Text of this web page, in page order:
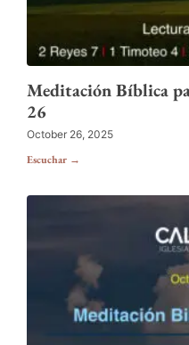
Meditación Bíblica
26
October 26, 2025
Escuchar →